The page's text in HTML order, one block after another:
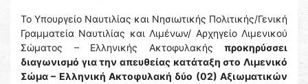
Το Υπουργείο Ναυτιλίας και Νησιωτικής Πολιτικής/Γενική
Γραμματεία Ναυτιλίας και Λιμένων/ Αρχηγείο Λιμενικού
Σώματος – Ελληνικής Ακτοφυλακής προκηρύσσει
διαγωνισμό για την απευθείας κατάταξη στο Λιμενικό
Σώμα – Ελληνική Ακτοφυλακή δύο (02) Αξιωματικών